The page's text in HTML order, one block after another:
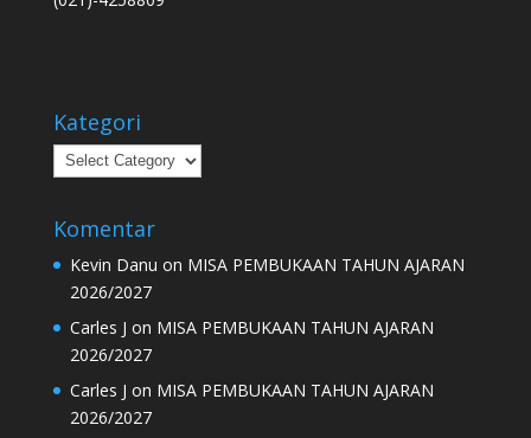
Kategori
Kategori
Komentar
Kevin Danu on MISA PEMBUKAAN TAHUN AJARAN
2026/2027
Carles J on MISA PEMBUKAAN TAHUN AJARAN
2026/2027
Carles J on MISA PEMBUKAAN TAHUN AJARAN
2026/2027